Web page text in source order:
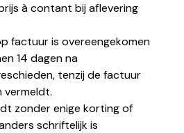
à contant bij aflevering
factuur is overeengekomen
14 dagen na
tenzij de factuur
vermeldt.
zonder enige korting of
schriftelijk is